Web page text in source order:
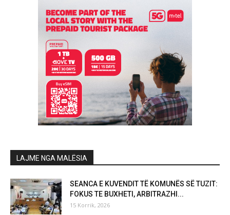
LAJME NGA MALËSIA
SEANCA E KUVENDIT TË KOMUNËS SË TUZIT:
FOKUS TE BUXHETI, ARBITRAZHI...
15 Korrik, 2026